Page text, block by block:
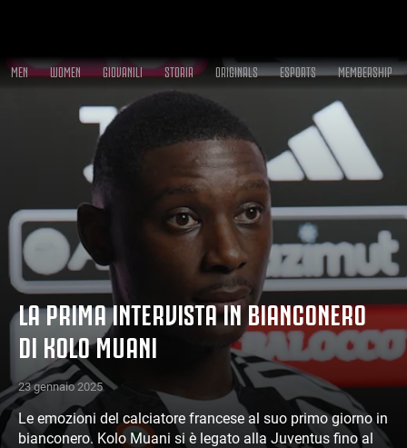
MEN WOMEN GIOVANILI STORIA ORIGINALS ESPORTS MEMBERSHIP
LA PRIMA INTERVISTA IN BIANCONERO
DI KOLO MUANI
23 gennaio 2025
Le emozioni del calciatore francese al suo primo giorno in
bianconero. Kolo Muani si è legato alla Juventus fino al